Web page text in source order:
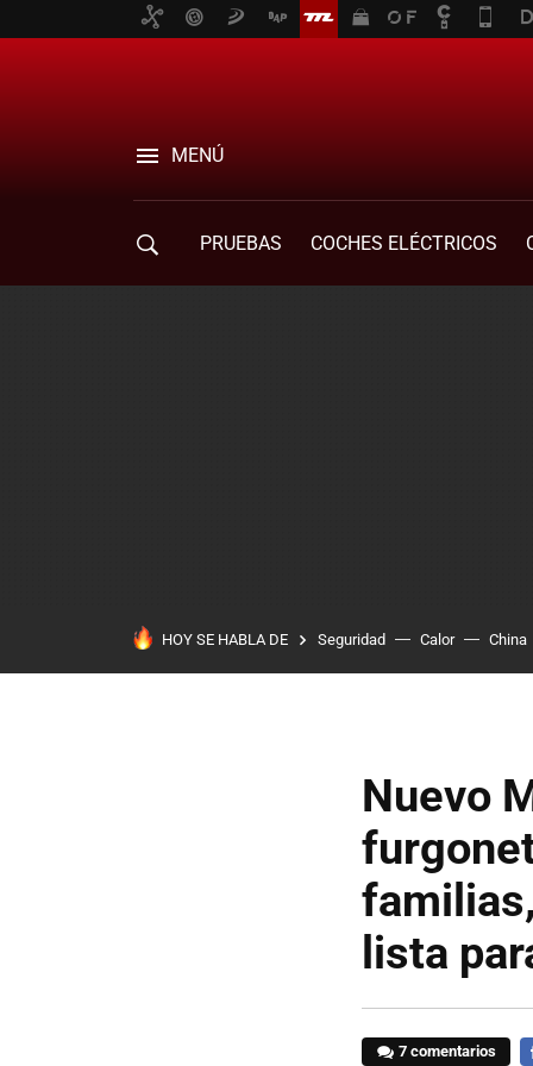
MENÚ
PRUEBAS COCHES ELÉCTRICOS
HOY SE HABLA DE Seguridad Calor China
Nuevo
lista
7 comentarios